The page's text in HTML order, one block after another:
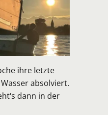
ihre letzte
absolviert.
dann in der